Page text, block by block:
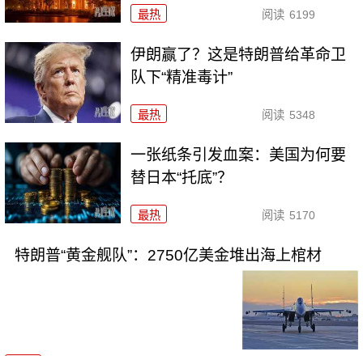
最热 阅读 6199
伊朗赢了？这是特朗普给革命卫
队下“精准毒计”
最热 阅读 5348
一张纸条引发血案：美国为何要
替日本“托底”？
最热 阅读 5170
特朗普“黄金舰队”：2750亿美金堆出海上棺材